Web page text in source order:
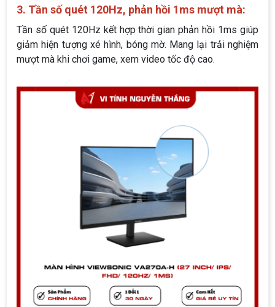
3. Tần số quét 120Hz, phản hồi 1ms mượt mà:
Tần số quét 120Hz kết hợp thời gian phản hồi 1ms giúp
giảm hiện tượng xé hình, bóng mờ. Mang lại trải nghiệm
mượt mà khi chơi game, xem video tốc độ cao.